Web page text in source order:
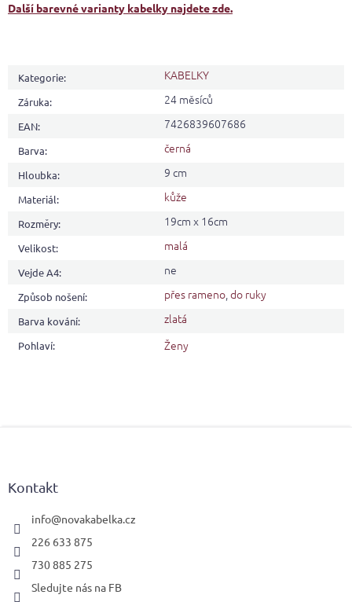
Další barevné varianty kabelky najdete zde.
Kategorie: KABELKY
Záruka: 24 měsíců
EAN: 7426839607686
Barva: černá
Hloubka: 9 cm
Materiál: kůže
Rozměry: 19cm x 16cm
Velikost: malá
Vejde A4: ne
Způsob nošení: přes rameno,do ruky
Barva kování: zlatá
Pohlaví: Ženy
Kontakt
info@novakabelka.cz
226 633 875
730 885 275
Sledujte nás na FB